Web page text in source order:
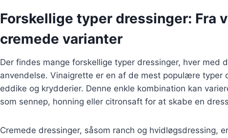
Forskellige typer dressinger: Fra
cremede varianter
Der findes mange forskellige typer dressinger, hver med
anvendelse. Vinaigrette er en af de mest populære typer
eddike og krydderier. Denne enkle kombination kan
som sennep, honning eller citronsaft for at skabe en
Cremede dressinger, såsom ranch og hvidløgsdressing,